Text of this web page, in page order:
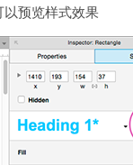
预览样式效果